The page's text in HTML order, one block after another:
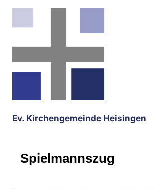
Ev. Kirchengemeinde Heisingen
Spielmannszug